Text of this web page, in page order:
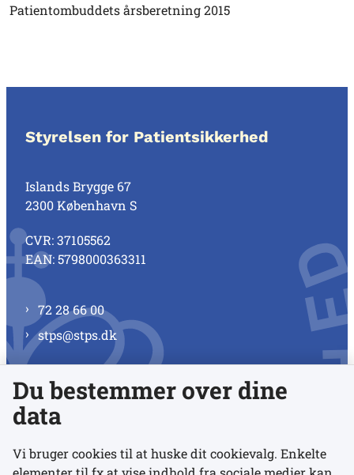
Patientombuddets årsberetning 2015
Styrelsen for Patientsikkerhed
Islands Brygge 67
2300 København S
CVR: 37105562
EAN: 5798000363311
72 28 66 00
stps@stps.dk
Se alle kontaktnumre
Du bestemmer over dine
data
Vi bruger cookies til at huske dit cookievalg. Enkelte